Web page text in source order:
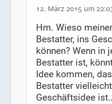
12. März 2015 um
Hm. Wieso
Bestatter, ins
können? Wenn in
Bestatter ist,
Idee kommen,
Bestatter
Geschäftsidee